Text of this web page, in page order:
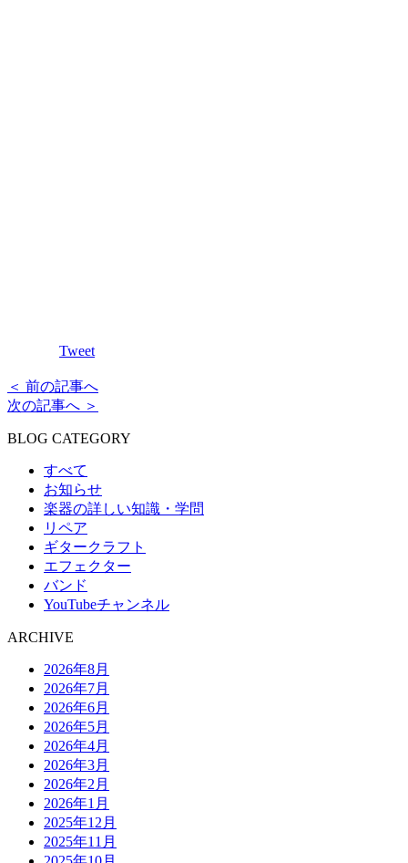
Tweet
＜ 前の記事へ
次の記事へ ＞
BLOG CATEGORY
すべて
お知らせ
楽器の詳しい知識・学問
リペア
ギタークラフト
エフェクター
バンド
YouTubeチャンネル
ARCHIVE
2026年8月
2026年7月
2026年6月
2026年5月
2026年4月
2026年3月
2026年2月
2026年1月
2025年12月
2025年11月